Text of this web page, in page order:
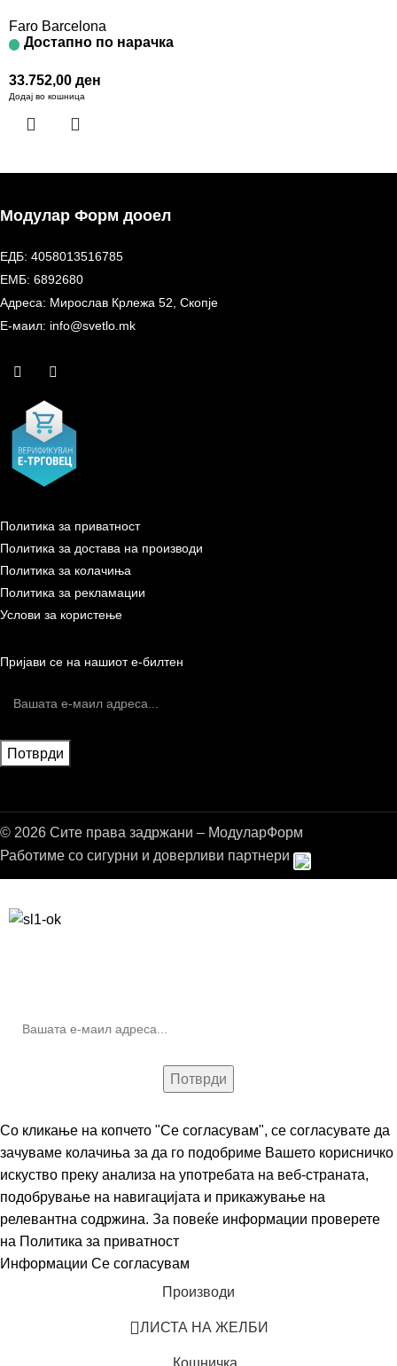
Faro Barcelona
Достапно по нарачка
33.752,00 ден
Додај во кошница
Модулар Форм дооел
ЕДБ: 4058013516785
ЕМБ: 6892680
Адреса: Мирослав Крлежа 52, Скопје
Е-маил: info@svetlo.mk
Политика за приватност
Политика за достава на производи
Политика за колачиња
Политика за рекламации
Услови за користење
Пријави се на нашиот е-билтен
© 2026 Сите права задржани – МодуларФорм
Работиме со сигурни и доверливи партнери
Со кликање на копчето "Се согласувам", се согласувате да
зачуваме колачиња за да го подобриме Вашето корисничко
искуство преку анализа на употребата на веб-страната,
подобрување на навигацијата и прикажување на
релевантна содржина. За повеќе информации проверете
на Политика за приватност
Информации Се согласувам
Производи
ЛИСТА НА ЖЕЛБИ
Кошничка